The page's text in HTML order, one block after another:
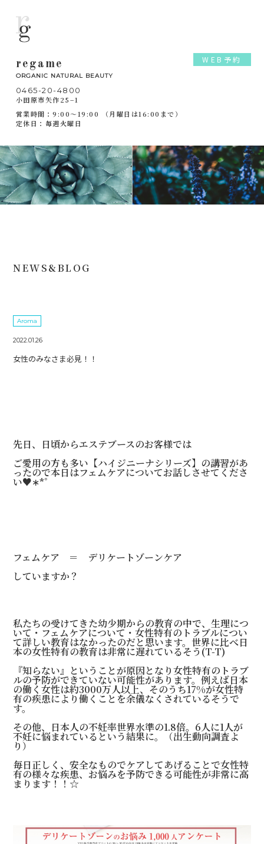
regame
ORGANIC NATURAL BEAUTY
0465-20-4800
小田原市矢作25−1
営業時間：9:00～19:00 （月曜日は16:00まで）
定休日：毎週火曜日
WEB予約
NEWS&BLOG
Aroma
2022.01.26
女性のみなさま必見！！
先日、日頃からエステブースのお客様では
ご愛用の方も多い【ハイジニーナシリーズ】の講習があ
ったので本日はフェムケアについてお話しさせてくださ
い♥︎︎∗︎*ﾟ
フェムケア ＝ デリケートゾーンケア
していますか？
私たちの受けてきた幼少期からの教育の中で、生理につ
いて・フェムケアについて・女性特有のトラブルについ
て詳しい教育はなかったのだと思います。世界に比べ日
本の女性特有の教育は非常に遅れているそう(T-T)
『知らない』ということが原因となり女性特有のトラブ
ルの予防ができていない可能性があります。例えば日本
の働く女性は約3000万人以上、そのうち17%が女性特
有の疾患により働くことを余儀なくされているそうで
す。
その他、日本人の不妊率世界水準の1.8倍。6人に1人が
不妊に悩まれているという結果に。（出生動向調査よ
り）
毎日正しく、安全なものでケアしてあげることで女性特
有の様々な疾患、お悩みを予防できる可能性が非常に高
まります！！☆